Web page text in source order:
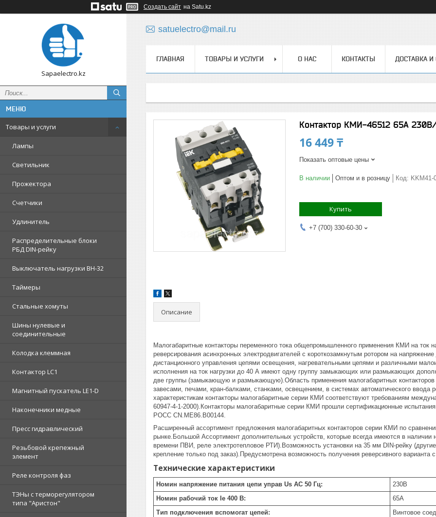
Создать сайт на Satu.kz
Sapaelectro.kz
Товары и услуги
Лампы
Светильник
Прожектора
Счетчики
Удлинитель
Распределительные блоки
РБД DIN-рейку
Выключатель нагрузки ВН-32
Таймеры
Стальные хомуты
Шины нулевые и
соединительные
Колодка клеммная
Контактор LC1
Магнитный пускатель LE1-D
Наконечники медные
Пресс гидравлический
Резьбовой крепежный
элемент
Реле контроля фаз
ТЭНы с терморегулятором
типа "Аристон"
satuelectro@mail.ru
ГЛАВНАЯ ТОВАРЫ И УСЛУГИ О НАС КОНТАКТЫ ДОСТАВКА И
Контактор КМИ-46512 65А
16 449 ₸
Показать оптовые цены
В наличии Оптом и в розницу Код: KKM41-
Купить
+7 (700) 330-60-30
Описание
Малогабаритные контакторы переменного тока общепромышленного применения КМИ на ток
реверсирования асинхронных электродвигателей с короткозамкнутым ротором на
дистанционного управления цепями освещения, нагревательными цепями и различными
исполнения на ток нагрузки до 40 А имеют одну группу замыкающих или размыкающих
две группы (замыкающую и размыкающую).Область применения малогабаритных
завесами, печами, кран-балками, станками, освещением, в системах автоматического ввода
характеристикам контакторы малогабаритные серии КМИ соответствуют требованиям
60947-4-1-2000).Контакторы малогабаритные серии КМИ прошли сертификационные
РОСС CN.ME86.B00144.
Расширенный ассортимент предложения малогабаритных контакторов серии КМИ по
рынке.Большой Ассортимент дополнительных устройств, которые всегда имеются в наличии
времени ПВИ, реле электротепловое РТИ).Возможность установки на 35 мм DIN-рейку
крепление только под заказ).Предусмотрена возможность получения реверсивного варианта
Технические характеристики
Номин напряжение питания цепи управ Us AC 50 Гц: 230В
Номин рабочий ток Ie 400 В:
65А
Тип подключения вспомогат цепей:
Винтовое